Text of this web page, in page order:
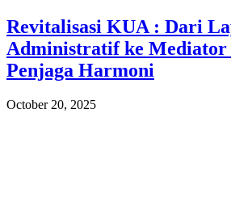
Revitalisasi KUA : Dari
Administratif ke Mediator
Penjaga Harmoni
October 20, 2025